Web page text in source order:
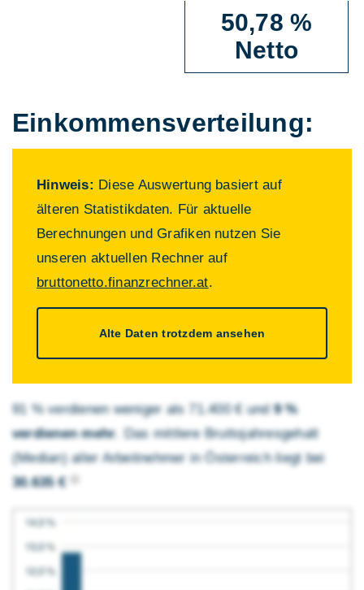
50,78 %
Netto
Einkommens­verteilung:
Hinweis: Diese Auswertung basiert auf
älteren Statistikdaten. Für aktuelle
Berechnungen und Grafiken nutzen Sie
unseren aktuellen Rechner auf
bruttonetto.finanzrechner.at.
Alte Daten trotzdem ansehen
91 % verdienen weniger als 71.400 € und9 %
verdienen mehr . Das mittlere Brutto­jahres­gehalt
(Median) aller Arbeitnehmer in Österreich liegt bei
30.635 €